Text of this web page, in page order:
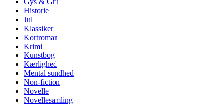
Historie
Jul
Klassiker
Kortroman
Krimi
Kunstbog
Kærlighed
Mental sundhed
Non-fiction
Novelle
Novellesamling